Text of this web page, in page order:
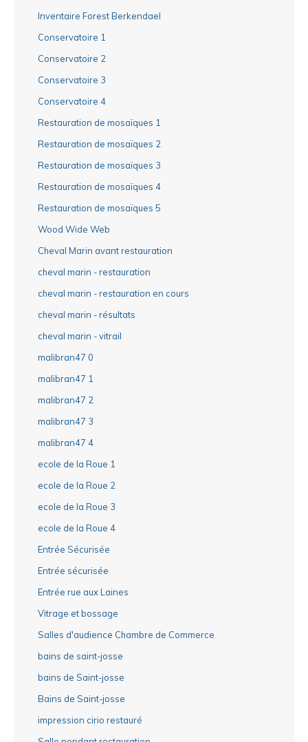
Inventaire Forest Berkendael
Conservatoire 1
Conservatoire 2
Conservatoire 3
Conservatoire 4
Restauration de mosaïques 1
Restauration de mosaïques 2
Restauration de mosaïques 3
Restauration de mosaïques 4
Restauration de mosaïques 5
Wood Wide Web
Cheval Marin avant restauration
cheval marin - restauration
cheval marin - restauration en cours
cheval marin - résultats
cheval marin - vitrail
malibran47 0
malibran47 1
malibran47 2
malibran47 3
malibran47 4
ecole de la Roue 1
ecole de la Roue 2
ecole de la Roue 3
ecole de la Roue 4
Entrée Sécurisée
Entrée sécurisée
Entrée rue aux Laines
Vitrage et bossage
Salles d'audience Chambre de Commerce
bains de saint-josse
bains de Saint-josse
Bains de Saint-josse
impression cirio restauré